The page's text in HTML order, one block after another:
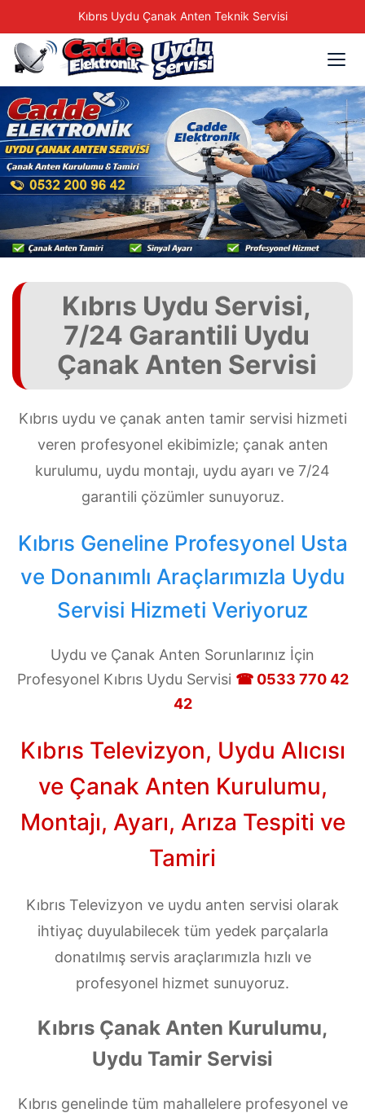
Kıbrıs Uydu Çanak Anten Teknik Servisi
Kıbrıs Uydu Servisi,
7/24 Garantili Uydu
Çanak Anten Servisi
Kıbrıs uydu ve çanak anten tamir servisi hizmeti
veren profesyonel ekibimizle; çanak anten
kurulumu, uydu montajı, uydu ayarı ve 7/24
garantili çözümler sunuyoruz.
Kıbrıs Geneline Profesyonel Usta
ve Donanımlı Araçlarımızla Uydu
Servisi Hizmeti Veriyoruz
Uydu ve Çanak Anten Sorunlarınız İçin
Profesyonel Kıbrıs Uydu Servisi ☎ 0533 770 42
42
Kıbrıs Televizyon, Uydu Alıcısı
ve Çanak Anten Kurulumu,
Montajı, Ayarı, Arıza Tespiti ve
Tamiri
Kıbrıs Televizyon ve uydu anten servisi olarak
ihtiyaç duyulabilecek tüm yedek parçalarla
donatılmış servis araçlarımızla hızlı ve
profesyonel hizmet sunuyoruz.
Kıbrıs Çanak Anten Kurulumu,
Uydu Tamir Servisi
Kıbrıs genelinde tüm mahallelere profesyonel ve